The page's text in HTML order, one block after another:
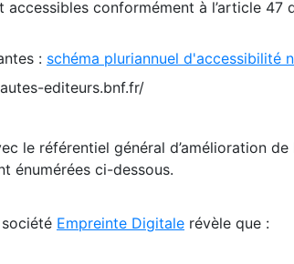
conformément à l’article 47
: schéma pluriannuel d'accessibilité
editeurs.bnf.fr/
le référentiel général d’amélioration de
énumérées ci-dessous.
Empreinte Digitale révèle que :